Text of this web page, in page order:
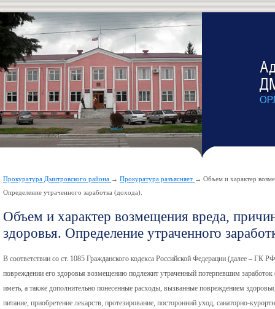
Прокуратура Дмитровского района → Прокуратура разъясняет → Объем и характер
Определение утраченного заработка (дохода).
Объем и характер возмещения вреда,
здоровья. Определение утраченного
В соответствии со ст. 1085 Гражданского кодекса Российской Федерации (далее – ГК
повреждении его здоровья возмещению подлежит утраченный потерпевшим
иметь, а также дополнительно понесенные расходы, вызванные повреждением
питание, приобретение лекарств, протезирование, посторонний уход, санаторно-